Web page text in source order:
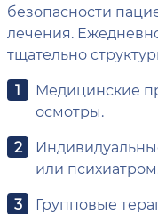
безопасности
лечения.
тщательно
Медицинские
осмотры.
или
Групповые